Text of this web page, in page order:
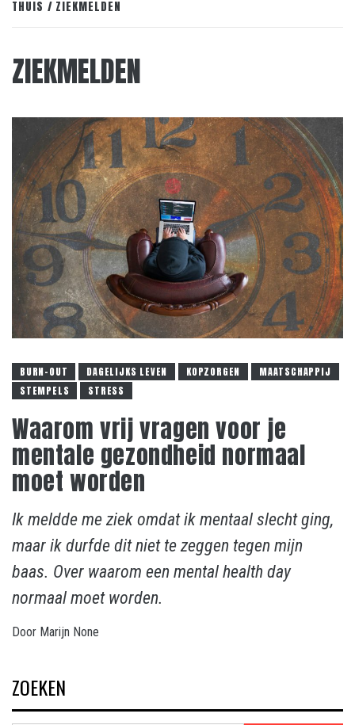
THUIS ZIEKMELDEN
ZIEKMELDEN
BURN-OUT DAGELIJKS LEVEN KOPZORGEN
MAATSCHAPPIJ
STEMPELS
STRESS
Waarom vrij vragen voor je
mentale gezondheid normaal
moet worden
Ik meldde me ziek omdat ik mentaal slecht ging,
maar ik durfde dit niet te zeggen tegen mijn
baas. Over waarom een mental health day
normaal moet worden.
Door Marijn None
ZOEKEN